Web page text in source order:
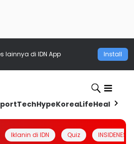
lainnya di IDN App Install
TechHypeKoreaLifeHealth
Iklanin di IDN Quiz INSIDENESIA